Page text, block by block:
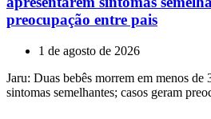
preocupação entre pais
1 de agosto de 2026
Jaru: Duas bebês morrem em menos de
sintomas semelhantes; casos geram